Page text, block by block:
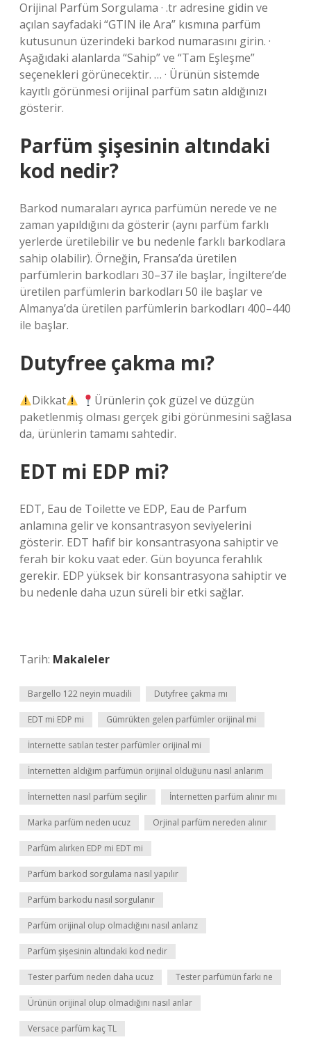
Orijinal Parfüm Sorgulama · .tr adresine gidin ve
açılan sayfadaki “GTIN ile Ara” kısmına parfüm
kutusunun üzerindeki barkod numarasını girin. ·
Aşağıdaki alanlarda “Sahip” ve “Tam Eşleşme”
seçenekleri görünecektir. … · Ürünün sistemde
kayıtlı görünmesi orijinal parfüm satın aldığınızı
gösterir.
Parfüm şişesinin altındaki
kod nedir?
Barkod numaraları ayrıca parfümün nerede ve ne
zaman yapıldığını da gösterir (aynı parfüm farklı
yerlerde üretilebilir ve bu nedenle farklı barkodlara
sahip olabilir). Örneğin, Fransa’da üretilen
parfümlerin barkodları 30–37 ile başlar, İngiltere’de
üretilen parfümlerin barkodları 50 ile başlar ve
Almanya’da üretilen parfümlerin barkodları 400–440
ile başlar.
Dutyfree çakma mı?
Dikkat
Ürünlerin çok güzel ve düzgün
paketlenmiş olması gerçek gibi görünmesini sağlasa
da, ürünlerin tamamı sahtedir.
EDT mi EDP mi?
EDT, Eau de Toilette ve EDP, Eau de Parfum
anlamına gelir ve konsantrasyon seviyelerini
gösterir. EDT hafif bir konsantrasyona sahiptir ve
ferah bir koku vaat eder. Gün boyunca ferahlık
gerekir. EDP yüksek bir konsantrasyona sahiptir ve
bu nedenle daha uzun süreli bir etki sağlar.
Tarih: Makaleler
Bargello 122 neyin muadili Dutyfree çakma mı
EDT mi EDP mi Gümrükten gelen parfümler orijinal mi
İnternette satılan tester parfümler orijinal mi
İnternetten aldığım parfümün orijinal olduğunu nasıl anlarım
İnternetten nasıl parfüm seçilir İnternetten parfüm alınır mı
Marka parfüm neden ucuz Orjinal parfüm nereden alınır
Parfüm alırken EDP mi EDT mi
Parfüm barkod sorgulama nasıl yapılır
Parfüm barkodu nasıl sorgulanır
Parfüm orijinal olup olmadığını nasıl anlarız
Parfüm şişesinin altındaki kod nedir
Tester parfüm neden daha ucuz Tester parfümün farkı ne
Ürünün orijinal olup olmadığını nasıl anlar
Versace parfüm kaç TL